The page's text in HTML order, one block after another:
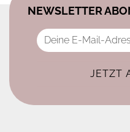
NEWSLETTER